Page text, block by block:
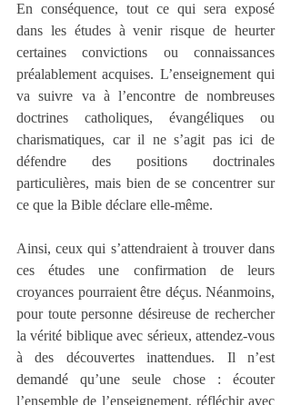
En conséquence, tout ce qui sera exposé
dans les études à venir risque de heurter
certaines convictions ou connaissances
préalablement acquises. L’enseignement qui
va suivre va à l’encontre de nombreuses
doctrines catholiques, évangéliques ou
charismatiques, car il ne s’agit pas ici de
défendre des positions doctrinales
particulières, mais bien de se concentrer sur
ce que la Bible déclare elle-même.
Ainsi, ceux qui s’attendraient à trouver dans
ces études une confirmation de leurs
croyances pourraient être déçus. Néanmoins,
pour toute personne désireuse de rechercher
la vérité biblique avec sérieux, attendez-vous
à des découvertes inattendues. Il n’est
demandé qu’une seule chose : écouter
l’ensemble de l’enseignement, réfléchir avec